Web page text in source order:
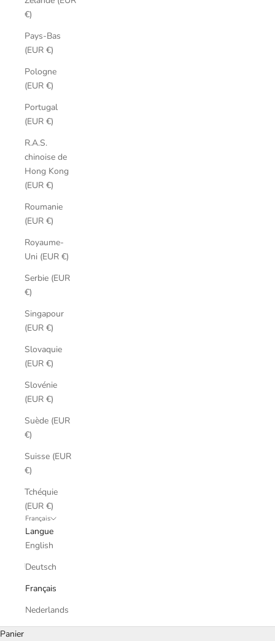
€)
Pays-Bas
(EUR €)
Pologne
(EUR €)
Portugal
(EUR €)
R.A.S.
chinoise de
Hong Kong
(EUR €)
Roumanie
(EUR €)
Royaume-
Uni (EUR €)
Serbie (EUR
€)
Singapour
(EUR €)
Slovaquie
(EUR €)
Slovénie
(EUR €)
Suède (EUR
€)
Suisse (EUR
€)
Tchéquie
(EUR €)
Français
Langue
English
Deutsch
Français
Nederlands
Panier